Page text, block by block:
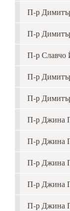
П-р
П-р
П-р Славчо
П-р
П-р
П-р Джина
П-р Джина
П-р Джина
П-р Джина
П-р Джина